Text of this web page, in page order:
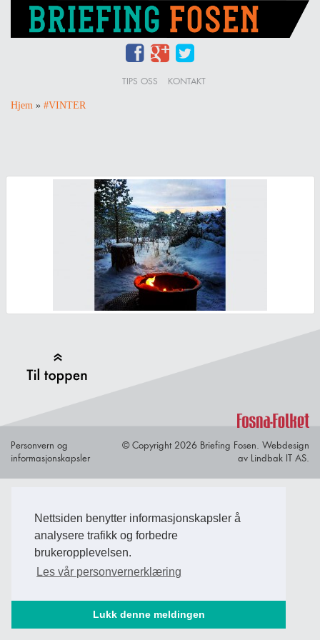
Nettsiden benytter informasjonskapsler å
analysere trafikk og forbedre
brukeropplevelsen.
Les vår personvernerklæring
Lukk denne meldingen
TIPS OSS KONTAKT
Hjem » #VINTER
Personvern og
informasjonskapsler
© Copyright 2026 Briefing Fosen. Webdesign
av Lindbak IT AS.